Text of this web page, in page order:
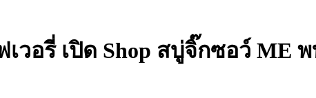
อรี่ เปิด Shop สบู่จิ๊กซอว์ ME